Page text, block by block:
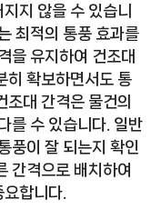
지 않을 수 있습니
최적의 통풍 효과를
을 유지하여 건조대
히 확보하면서도 통
조대 간격은 물건의
를 수 있습니다. 일반
풍이 잘 되는지 확인
간격으로 배치하여
합니다.